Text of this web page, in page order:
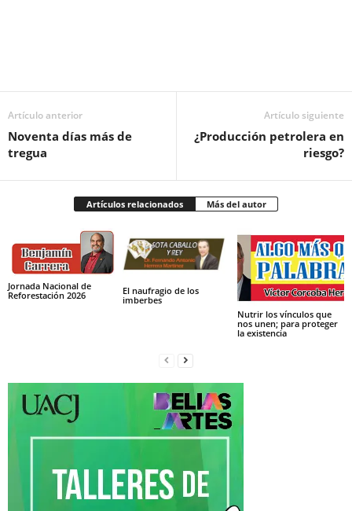
Artículo anterior
Noventa días más de
tregua
Artículo siguiente
¿Producción petrolera en
riesgo?
Artículos relacionados Más del autor
Jornada Nacional de
Reforestación 2026
El naufragio de los
imberbes
Nutrir los vínculos que
nos unen; para proteger
la existencia